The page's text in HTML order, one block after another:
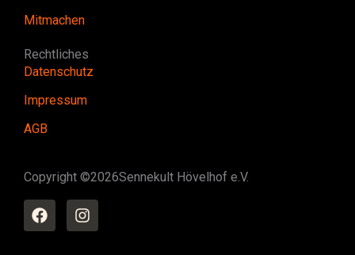
Mitmachen
Rechtliches
Datenschutz
Impressum
AGB
Copyright ©2026Sennekult Hövelhof e.V.
F
a
I
n